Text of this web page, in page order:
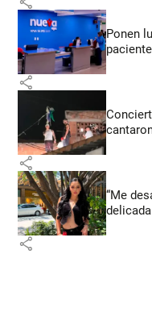
Ponen
share
share
“Me
share